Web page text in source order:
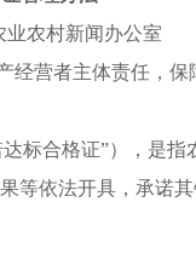
业农村新闻办公室
经营者主体责任，
标合格证”），是
依法开具，承诺其